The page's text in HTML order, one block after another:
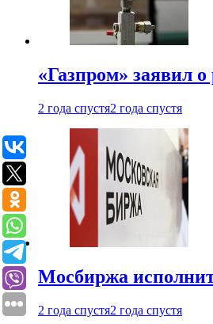
«Газпром» заявил
2 года спустя2 года спустя
Мосбиржа исполнит
2 года спустя2 года спустя